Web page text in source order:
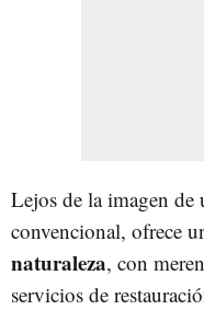
Lejos de la imagen
convencional, ofrece
naturaleza, con
servicios de